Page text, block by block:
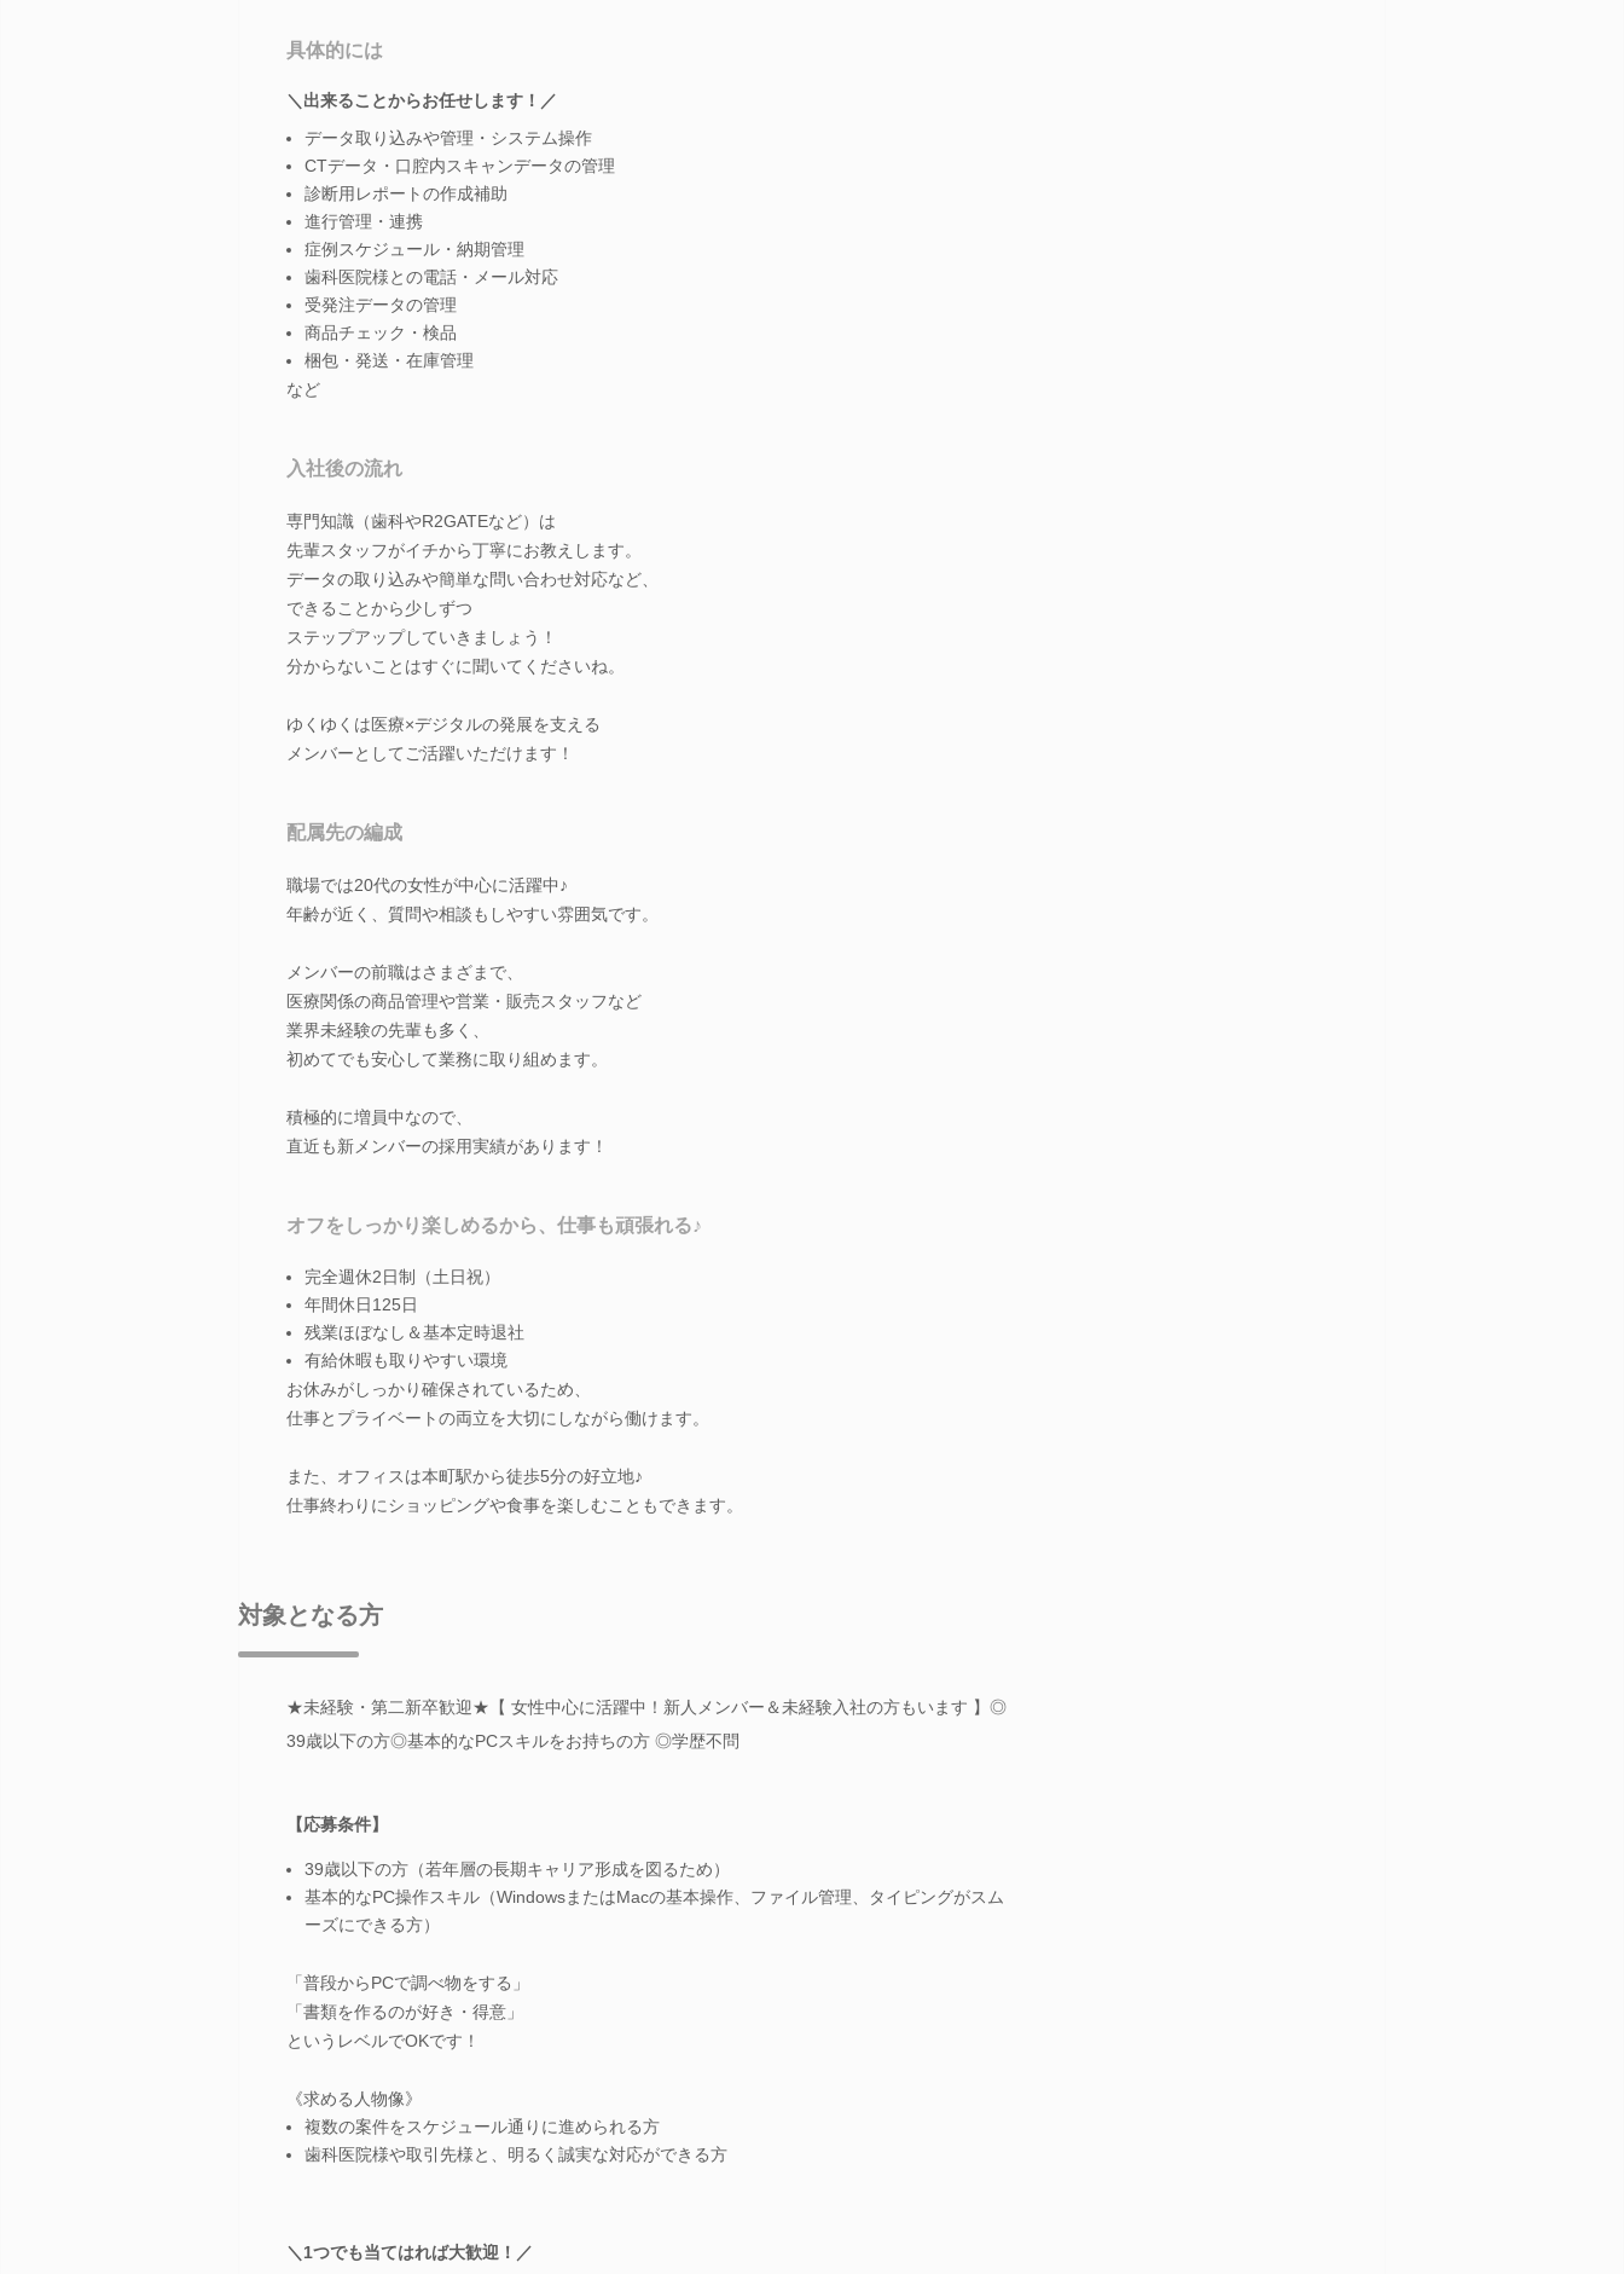
具体的には
＼出来ることからお任せします！／
データ取り込みや管理・システム操作
CTデータ・口腔内スキャンデータの管理
診断用レポートの作成補助
進行管理・連携
症例スケジュール・納期管理
歯科医院様との電話・メール対応
受発注データの管理
商品チェック・検品
梱包・発送・在庫管理
など
入社後の流れ
専門知識（歯科やR2GATEなど）は
先輩スタッフがイチから丁寧にお教えします。
データの取り込みや簡単な問い合わせ対応など、
できることから少しずつ
ステップアップしていきましょう！
分からないことはすぐに聞いてくださいね。
ゆくゆくは医療×デジタルの発展を支える
メンバーとしてご活躍いただけます！
配属先の編成
職場では20代の女性が中心に活躍中♪
年齢が近く、質問や相談もしやすい雰囲気です。
メンバーの前職はさまざまで、
医療関係の商品管理や営業・販売スタッフなど
業界未経験の先輩も多く、
初めてでも安心して業務に取り組めます。
積極的に増員中なので、
直近も新メンバーの採用実績があります！
オフをしっかり楽しめるから、仕事も頑張れる♪
完全週休2日制（土日祝）
年間休日125日
残業ほぼなし＆基本定時退社
有給休暇も取りやすい環境
お休みがしっかり確保されているため、
仕事とプライベートの両立を大切にしながら働けます。
また、オフィスは本町駅から徒歩5分の好立地♪
仕事終わりにショッピングや食事を楽しむこともできます。
対象となる方
★未経験・第二新卒歓迎★【 女性中心に活躍中！新人メンバー＆未経験入社の方もいます 】◎
39歳以下の方◎基本的なPCスキルをお持ちの方 ◎学歴不問
【応募条件】
39歳以下の方（若年層の長期キャリア形成を図るため）
基本的なPC操作スキル（WindowsまたはMacの基本操作、ファイル管理、タイピングがスム
ーズにできる方）
「普段からPCで調べ物をする」
「書類を作るのが好き・得意」
というレベルでOKです！
《求める人物像》
複数の案件をスケジュール通りに進められる方
歯科医院様や取引先様と、明るく誠実な対応ができる方
＼1つでも当てはれば大歓迎！／